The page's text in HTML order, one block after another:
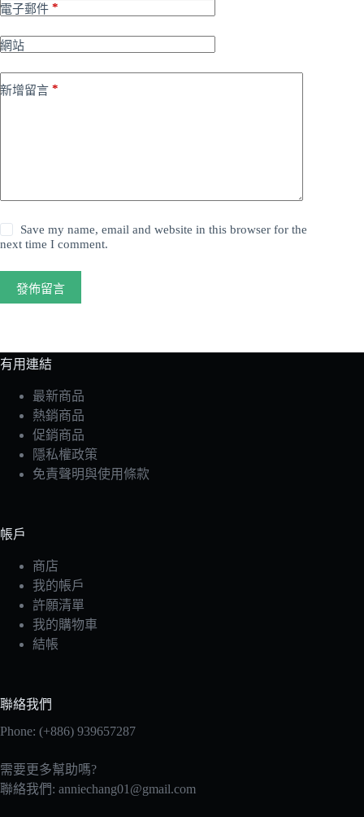
電子郵件 *
網站
新增留言 *
Save my name, email and website in this browser for the
next time I comment.
發佈留言
有用連結
最新商品
熱銷商品
促銷商品
隱私權政策
免責聲明與使用條款
帳戶
商店
我的帳戶
許願清單
我的購物車
結帳
聯絡我們
Phone: (+886) 939657287
需要更多幫助嗎?
聯絡我們: anniechang01@gmail.com